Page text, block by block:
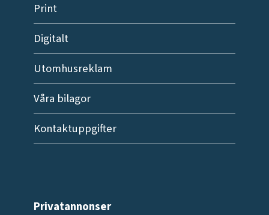
Print
Digitalt
Utomhusreklam
Våra bilagor
Kontaktuppgifter
Privatannonser